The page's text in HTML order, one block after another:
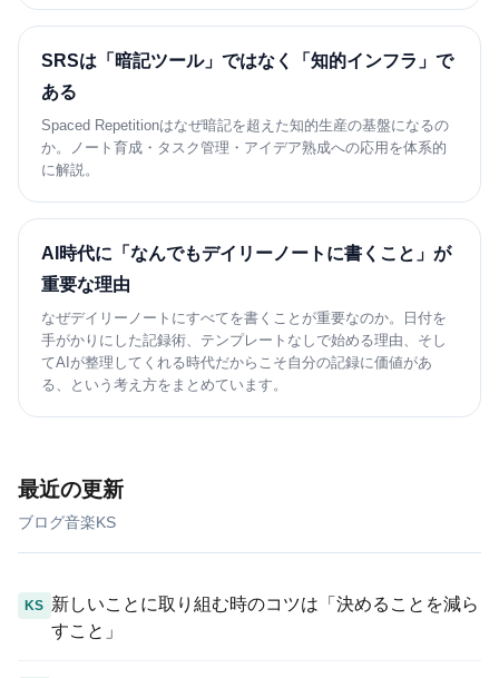
SRSは「暗記ツール」ではなく「知的インフラ」で
ある
Spaced Repetitionはなぜ暗記を超えた知的生産の基盤になるの
か。ノート育成・タスク管理・アイデア熟成への応用を体系的
に解説。
AI時代に「なんでもデイリーノートに書くこと」が
重要な理由
なぜデイリーノートにすべてを書くことが重要なのか。日付を
手がかりにした記録術、テンプレートなしで始める理由、そし
てAIが整理してくれる時代だからこそ自分の記録に価値があ
る、という考え方をまとめています。
最近の更新
ブログ音楽KS
KS
新しいことに取り組む時のコツは「決めることを減ら
すこと」